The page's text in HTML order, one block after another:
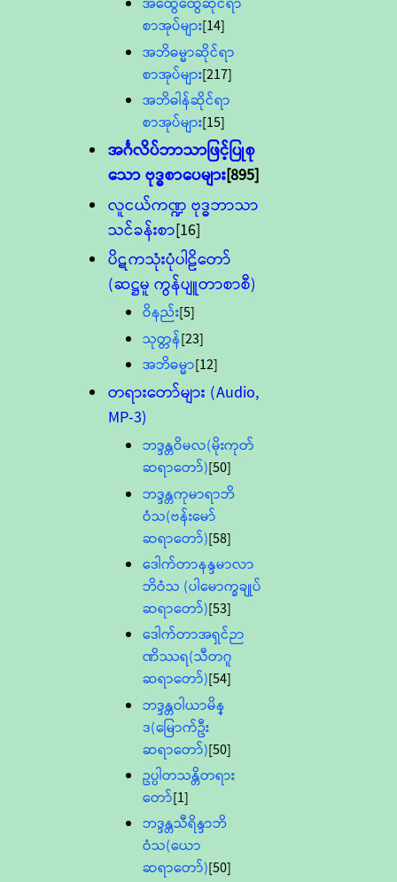
စာအုပ်များ[14]
အဘိဓမ္မာဆိုင်ရာ
စာအုပ်များ[217]
အဘိဓါန်ဆိုင်ရာ
စာအုပ်များ[15]
အင်္ဂလိပ်ဘာသာဖြင့်ပြုစု
သော ဗုဒ္ဓစာပေများ[895]
လူငယ်ကဏ္ဍ ဗုဒ္ဓဘာသာ
သင်ခန်းစာ[16]
ပိဋကသုံးပုံပါဠိတော်
(ဆဋ္ဌမူ ကွန်ပျူတာစာစီ)
ဝိနည်း[5]
သုတ္တန်[23]
အဘိဓမ္မာ[12]
တရားတော်များ (Audio,
MP-3)
ဘဒ္ဒန္တဝိမလ(မိုးကုတ်
ဆရာတော်)[50]
ဘဒ္ဒန္တကုမာရာဘိ
ဝံသ(ဗန်းမော်
ဆရာတော်)[58]
ဒေါက်တာနန္ဒမာလာ
ဘိဝံသ (ပါမောက္ခချုပ်
ဆရာတော်)[53]
ဒေါက်တာအရှင်ဉာ
ဏိဿရ(သီတဂူ
ဆရာတော်)[54]
ဘဒ္ဒန္တဝါယာမိန္
ဒ(မြောက်ဦး
ဆရာတော်)[50]
ဥပ္ပါတသန္တိတရား
တော်[1]
ဘဒ္ဒန္တသီရိန္ဒာဘိ
ဝံသ(ယော
ဆရာတော်)[50]